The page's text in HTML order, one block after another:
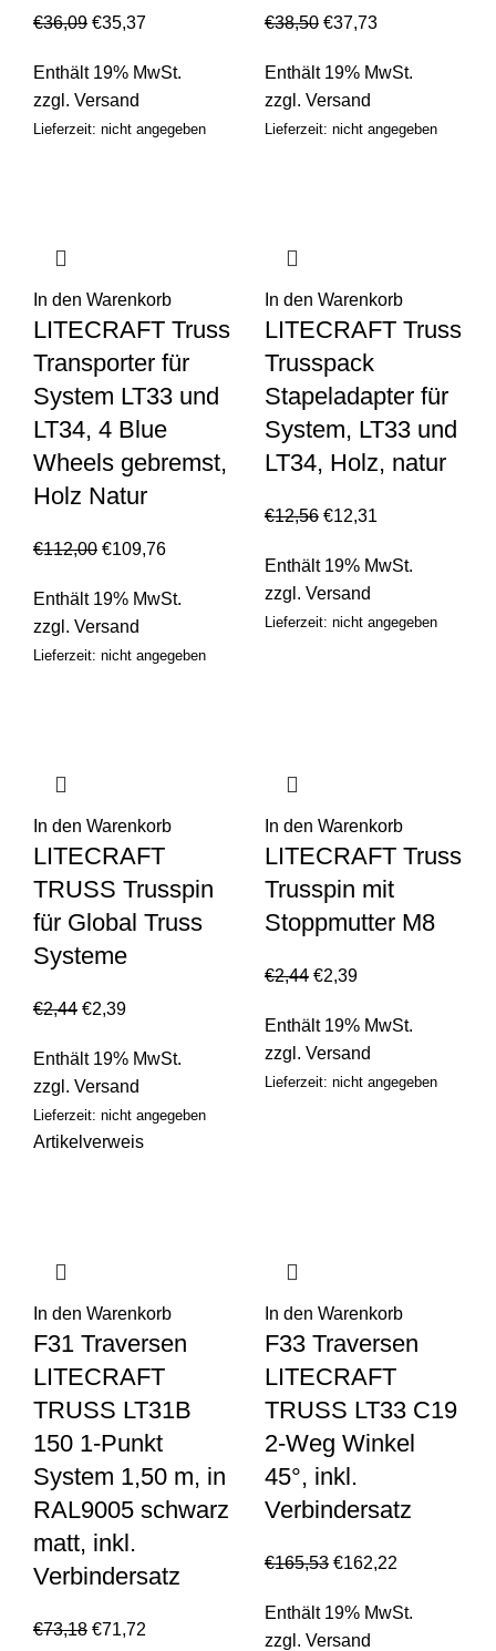
€36,09 €35,37
Enthält 19% MwSt.
zzgl. Versand
Lieferzeit: nicht angegeben
€38,50 €37,73
Enthält 19% MwSt.
zzgl. Versand
Lieferzeit: nicht angegeben
In den Warenkorb
LITECRAFT Truss
Transporter für
System LT33 und
LT34, 4 Blue
Wheels gebremst,
Holz Natur
€112,00 €109,76
Enthält 19% MwSt.
zzgl. Versand
Lieferzeit: nicht angegeben
In den Warenkorb
LITECRAFT Truss
Trusspack
Stapeladapter für
System, LT33 und
LT34, Holz, natur
€12,56 €12,31
Enthält 19% MwSt.
zzgl. Versand
Lieferzeit: nicht angegeben
In den Warenkorb
LITECRAFT
TRUSS Trusspin
für Global Truss
Systeme
€2,44 €2,39
Enthält 19% MwSt.
zzgl. Versand
Lieferzeit: nicht angegeben
In den Warenkorb
LITECRAFT Truss
Trusspin mit
Stoppmutter M8
€2,44 €2,39
Enthält 19% MwSt.
zzgl. Versand
Lieferzeit: nicht angegeben
Artikelverweis
In den Warenkorb
F31 Traversen
LITECRAFT
TRUSS LT31B
150 1-Punkt
System 1,50 m, in
RAL9005 schwarz
matt, inkl.
Verbindersatz
€73,18 €71,72
In den Warenkorb
F33 Traversen
LITECRAFT
TRUSS LT33 C19
2-Weg Winkel
45°, inkl.
Verbindersatz
€165,53 €162,22
Enthält 19% MwSt.
zzgl. Versand